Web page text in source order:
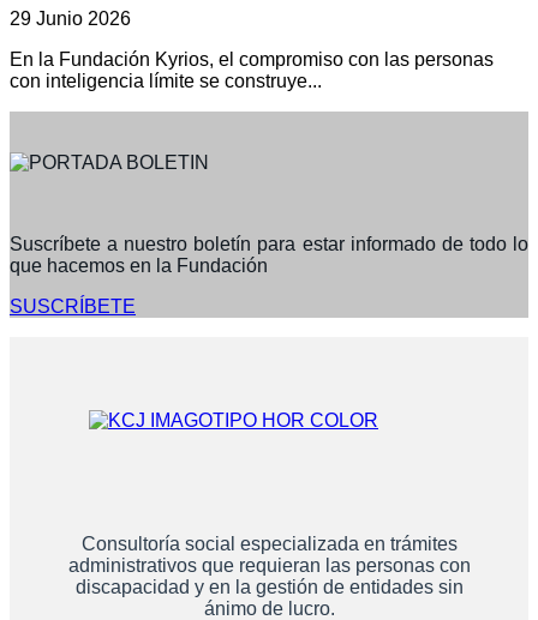
29 Junio 2026
En la Fundación Kyrios, el compromiso con las personas
con inteligencia límite se construye...
Suscríbete a nuestro boletín para estar informado de todo lo
que hacemos en la Fundación
SUSCRÍBETE
Consultoría social especializada en trámites
administrativos que requieran las personas con
discapacidad y en la gestión de entidades sin
ánimo de lucro.